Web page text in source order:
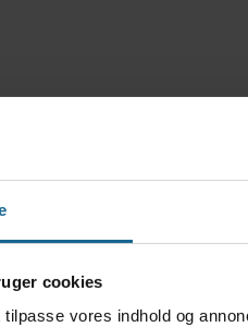
cookies
vores indhold og
Find Vej